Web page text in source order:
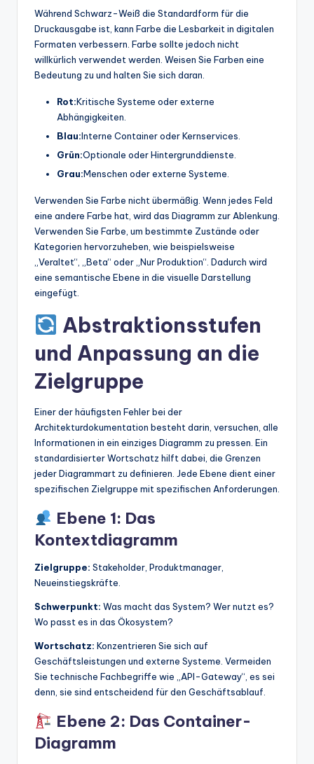
Während Schwarz-Weiß die Standardform für die
Druckausgabe ist, kann Farbe die Lesbarkeit in digitalen
Formaten verbessern. Farbe sollte jedoch nicht
willkürlich verwendet werden. Weisen Sie Farben eine
Bedeutung zu und halten Sie sich daran.
Rot:Kritische Systeme oder externe
Abhängigkeiten.
Blau:Interne Container oder Kernservices.
Grün:Optionale oder Hintergrunddienste.
Grau:Menschen oder externe Systeme.
Verwenden Sie Farbe nicht übermäßig. Wenn jedes Feld
eine andere Farbe hat, wird das Diagramm zur Ablenkung.
Verwenden Sie Farbe, um bestimmte Zustände oder
Kategorien hervorzuheben, wie beispielsweise
„Veraltet“, „Beta“ oder „Nur Produktion“. Dadurch wird
eine semantische Ebene in die visuelle Darstellung
eingefügt.
Abstraktionsstufen
und Anpassung an die
Zielgruppe
Einer der häufigsten Fehler bei der
Architekturdokumentation besteht darin, versuchen, alle
Informationen in ein einziges Diagramm zu pressen. Ein
standardisierter Wortschatz hilft dabei, die Grenzen
jeder Diagrammart zu definieren. Jede Ebene dient einer
spezifischen Zielgruppe mit spezifischen Anforderungen.
Ebene 1: Das
Kontextdiagramm
Zielgruppe: Stakeholder, Produktmanager,
Neueinstiegskräfte.
Schwerpunkt: Was macht das System? Wer nutzt es?
Wo passt es in das Ökosystem?
Wortschatz: Konzentrieren Sie sich auf
Geschäftsleistungen und externe Systeme. Vermeiden
Sie technische Fachbegriffe wie „API-Gateway“, es sei
denn, sie sind entscheidend für den Geschäftsablauf.
Ebene 2: Das Container-
Diagramm